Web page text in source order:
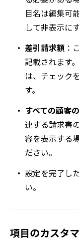
目名は編集可
して非表示に
差引請求額 ：
記載されます
は、チェック
す。
すべての顧客
連する請求書
容を表示する
ださい。
設定を完了した
い。
項目のカスタ